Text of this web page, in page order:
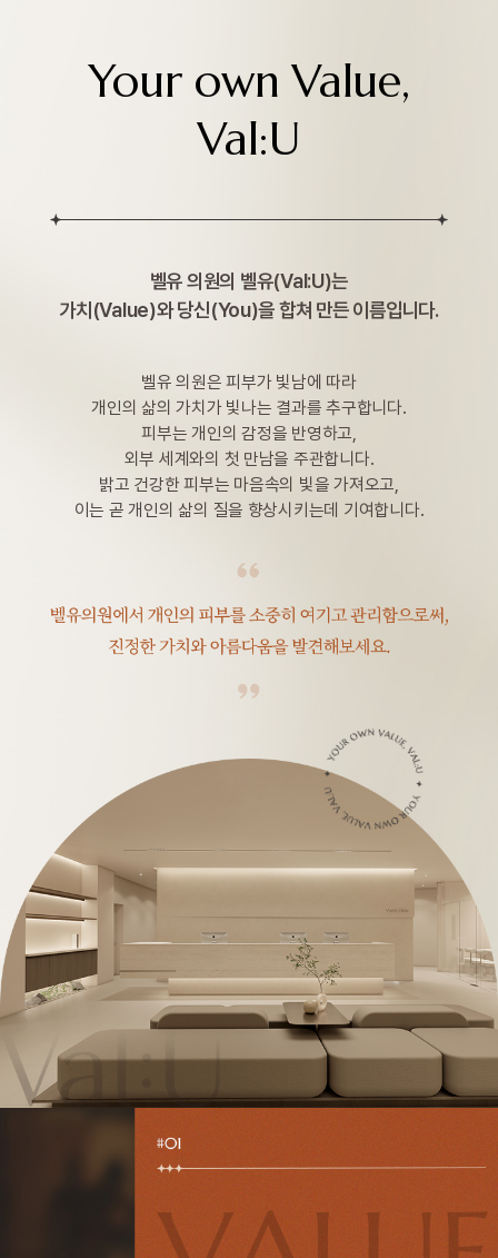
Your own Value,
Val:U
벨유 의원의 벨유(Val:U)는
가치(Value)와 당신(You)을 합쳐 만든 이름입니다.
벨유 의원은 피부가 빛남에 따라
개인의 삶의 가치가 빛나는 결과를 추구합니다.
피부는 개인의 감정을 반영하고,
외부 세계와의 첫 만남을 주관합니다.
밝고 건강한 피부는 마음속의 빛을 가져오고,
이는 곧 개인의 삶의 질을 향상시키는데 기여합니다.